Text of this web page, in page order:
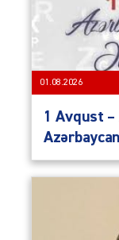
01.08.2026
1 Avqust –